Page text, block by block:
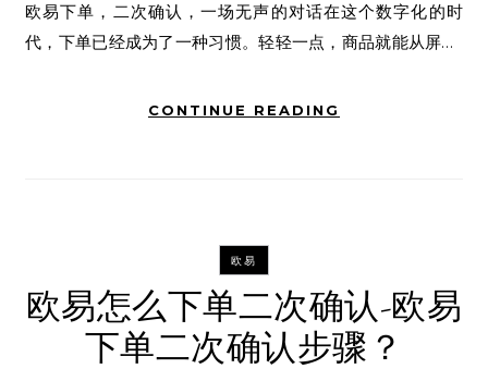
欧易下单，二次确认，一场无声的对话在这个数字化的时
代，下单已经成为了一种习惯。轻轻一点，商品就能从屏…
CONTINUE READING
欧易
欧易怎么下单二次确认-欧易
下单二次确认步骤？